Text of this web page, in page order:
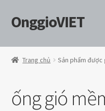
Đi
đến
hướng
Chuyển
đến
dung
OnggioVIET
Tổng quan
Cửa hàng
Trang chủ Sản phẩm được
ống gió